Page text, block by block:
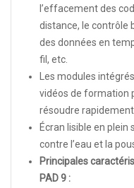
l’effacement des
distance, le contrôle
des données en
fil, etc.
Les modules
vidéos de formation
résoudre
Écran lisible en plein
contre l’eau et la
Principales
PAD 9 :